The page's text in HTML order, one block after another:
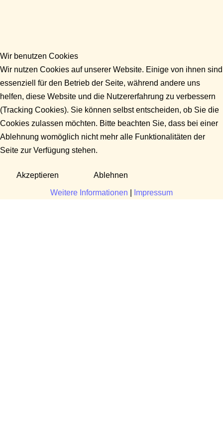
Wir benutzen Cookies
Wir nutzen Cookies auf unserer Website. Einige von ihnen sind
essenziell für den Betrieb der Seite, während andere uns
helfen, diese Website und die Nutzererfahrung zu verbessern
(Tracking Cookies). Sie können selbst entscheiden, ob Sie die
Cookies zulassen möchten. Bitte beachten Sie, dass bei einer
Ablehnung womöglich nicht mehr alle Funktionalitäten der
Seite zur Verfügung stehen.
Akzeptieren Ablehnen
Weitere Informationen Impressum